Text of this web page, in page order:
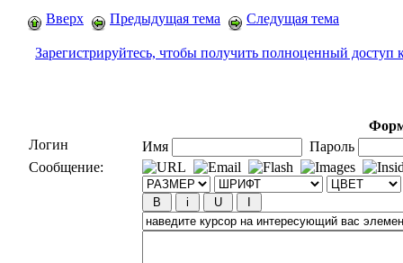
Вверх Предыдущая тема Следущая тема
Зарегистрируйтесь, чтобы получить полноценный доступ
Логин
Имя
Пароль
Сообщение: